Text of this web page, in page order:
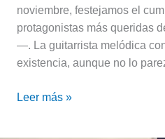
noviembre, festejamos el
protagonistas más queridas
—. La guitarrista melódica
existencia, aunque no lo
Leer más »